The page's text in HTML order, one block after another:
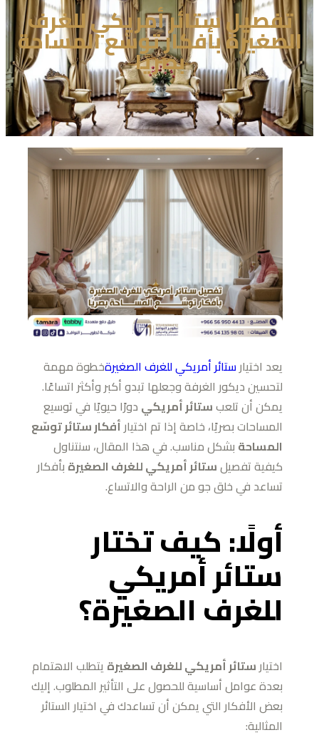
تفصيل ستائر أمريكي للغرف
الصغيرة بأفكار توسّع المساحة
بصريًا
يعد اختيار ستائر أمريكي للغرف الصغيرةخطوة مهمة
لتحسين ديكور الغرفة وجعلها تبدو أكبر وأكثر اتساعًا.
يمكن أن تلعبستائر أمريكي دورًا حيويًا في توسيع
المساحات بصريًا، خاصة إذا تم اختيار أفكار ستائر توسّع
المساحة بشكل مناسب. في هذا المقال، سنتناول
كيفية تفصيلستائر أمريكي للغرف الصغيرة بأفكار
تساعد في خلق جو من الراحة والاتساع.
أولًا: كيف تختار
ستائر أمريكي
للغرف الصغيرة؟
اختيار ستائر أمريكي للغرف الصغيرة يتطلب الاهتمام
بعدة عوامل أساسية للحصول على التأثير المطلوب. إليك
بعض الأفكار التي يمكن أن تساعدك في اختيار الستائر
المثالية: